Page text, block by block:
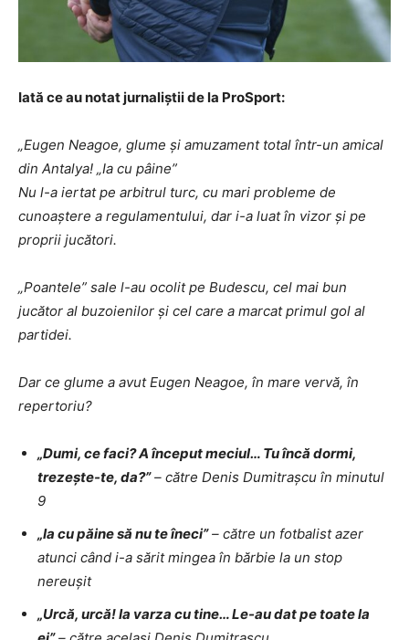
Iată ce au notat jurnaliștii de la ProSport:
„Eugen Neagoe, glume și amuzament total într-un amical
din Antalya! „Ia cu pâine”
Nu l-a iertat pe arbitrul turc, cu mari probleme de
cunoaștere a regulamentului, dar i-a luat în vizor și pe
proprii jucători.
„Poantele” sale l-au ocolit pe Budescu, cel mai bun
jucător al buzoienilor și cel care a marcat primul gol al
partidei.
Dar ce glume a avut Eugen Neagoe, în mare vervă, în
repertoriu?
„Dumi, ce faci? A început meciul… Tu încă dormi,
trezește-te, da?”– către Denis Dumitrașcu în minutul
9
„Ia cu păine să nu te îneci”– către un fotbalist azer
atunci când i-a sărit mingea în bărbie la un stop
nereușit
„Urcă, urcă! Ia varza cu tine… Le-au dat pe toate la